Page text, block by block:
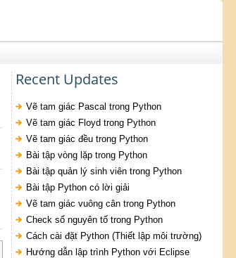
Recent Updates
Vẽ tam giác Pascal trong Python
Vẽ tam giác Floyd trong Python
Vẽ tam giác đều trong Python
Bài tập vòng lặp trong Python
Bài tập quản lý sinh viên trong Python
Bài tập Python có lời giải
Vẽ tam giác vuông cân trong Python
Check số nguyên tố trong Python
Cách cài đặt Python (Thiết lập môi trường)
Hướng dẫn lập trình Python với Eclipse